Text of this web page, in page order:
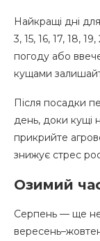
Найкращі дні
3, 15, 16, 17, 18,
погоду або
кущами
Після посадки
день, доки кущі
прикрийте
знижує стрес
Озимий
Серпень — ще